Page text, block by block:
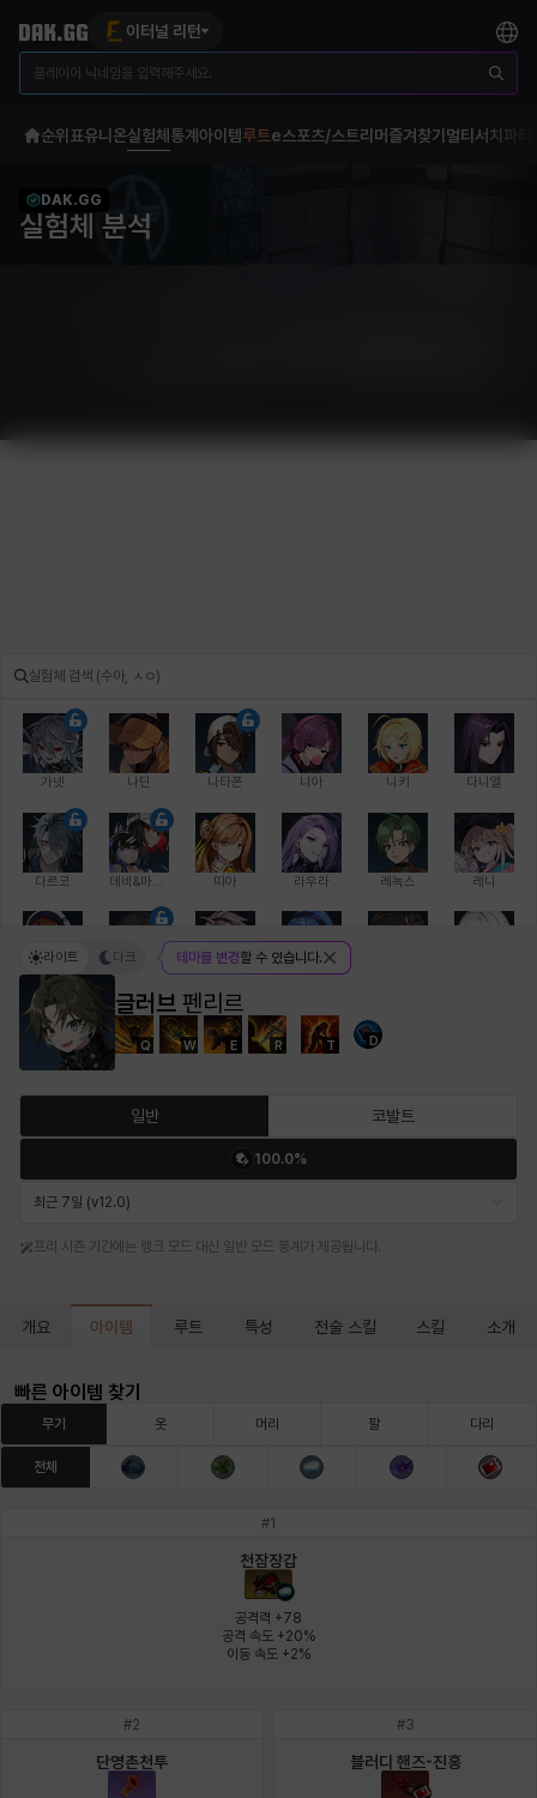
이터널 리턴
순위표유니온실험체 통계 아이템루트e스포츠/스트리머 즐겨찾기 멀티서치 파티
DAK.GG
실험체 분석
가넷 나딘 나타폰 니아 니키 다니엘
다르코 띠아 라우라 레녹스 레니
레온 루크 르노어
바바라 버니스 블레어 비앙카 비형 샬럿
아야 아이솔 아이작 알렉스 알론소 얀
엘레나
이안 재키
글러브 펜리르
Q W E R T D
라이트 다크 테마를 변경할 수 있습니다.
일반 코발트
100.0%
최근 7일 (v12.0)
프리 시즌 기간에는 랭크 모드 대신 일반 모드 통계가 제공됩니다.
개요 아이템 루트 특성 전술 스킬 스킬 소개
빠른 아이템 찾기
무기 옷 머리 팔 다리
전체
#1
천잠장갑
공격력 +78
공격 속도 +20%
이동 속도 +2%
#2
단영촌천투
#3
블러디 핸즈-진홍